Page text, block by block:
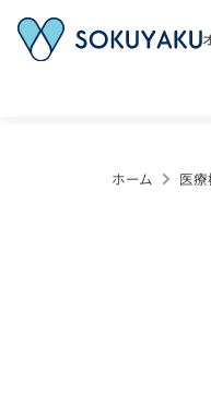
ホーム 医